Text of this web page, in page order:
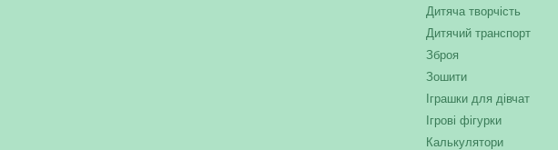
Дитяча творчість
Дитячий транспорт
Зброя
Зошити
Іграшки для дівчат
Ігрові фігурки
Калькулятори